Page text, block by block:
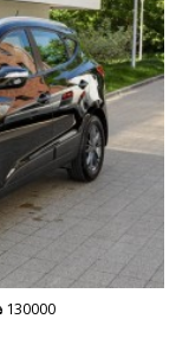
130000